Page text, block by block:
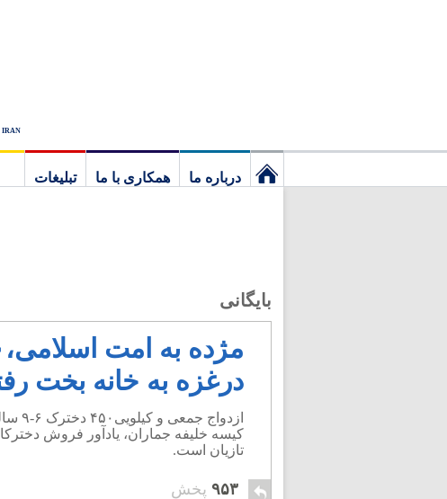
IRAN
درباره ما همکاری با ما
تبلیغات
بایگانی
درغزه به خانه بخت
کیسه خلیفه جماران، یادآور فروش
تازیان است.
۹۵۳ پخش